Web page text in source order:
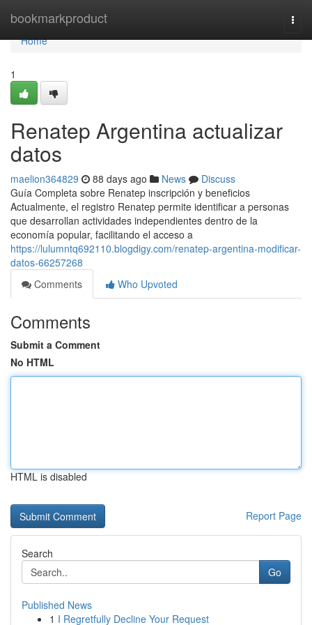
bookmarkproduct
Home
Home
1
Renatep Argentina actualizar
datos
maelion364829 88 days ago News
Discuss
Guía Completa sobre Renatep inscripción y beneficios
Actualmente, el registro Renatep permite identificar a personas
que desarrollan actividades independientes dentro de la
economía popular, facilitando el acceso a
https://lulumntq692110.blogdigy.com/renatep-argentina-modificar-
datos-66257268
Comments
Who Upvoted
Comments
Submit a Comment
No HTML
HTML is disabled
Report Page
Search
Go
Published News
1 I Regretfully Decline Your Request